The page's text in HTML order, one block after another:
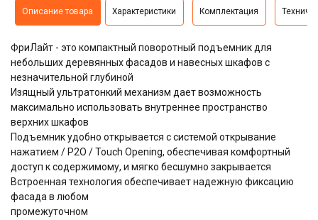
Описание товара Характеристики Комплектация
ФриЛайт - это компактный поворотный подъемник для
небольших деревянных фасадов и навесных шкафов с
незначительной глубиной
Изящный ультратонкий механизм дает возможность
максимально использовать внутреннее пространство
верхних шкафов
Подъемник удобно открывается с системой открывание
нажатием / P2O / Touch Opening, обеспечивая комфортный
доступ к содержимому, и мягко бесшумно закрывается
Встроенная технология обеспечивает надежную фиксацию
фасада в любом
промежуточном